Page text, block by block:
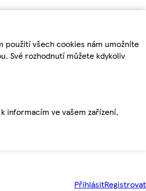
použití všech cookies nám umožníte
Své rozhodnutí můžete kdykoliv
informacím ve vašem zařízení,
PřihlásitRegistrovat